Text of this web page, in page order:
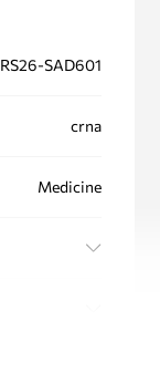
RS26-SAD601
crna
Medicine